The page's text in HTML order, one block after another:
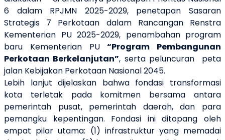
6 dalam RPJMN 2025-2029, penetapan Sasaran
Strategis 7 Perkotaan dalam Rancangan Renstra
Kementerian PU 2025-2029, penambahan program
baru Kementerian PU“Program Pembangunan
Perkotaan Berkelanjutan”, serta peluncuran
peta
jalan Kebijakan Perkotaan Nasional 2045.
Lebih lanjut dijelaskan bahwa fondasi transformasi
kota terletak pada komitmen bersama antara
pemerintah pusat, pemerintah daerah, dan para
pemangku kepentingan. Fondasi ini ditopang oleh
empat pilar utama: (1) infrastruktur yang memadai